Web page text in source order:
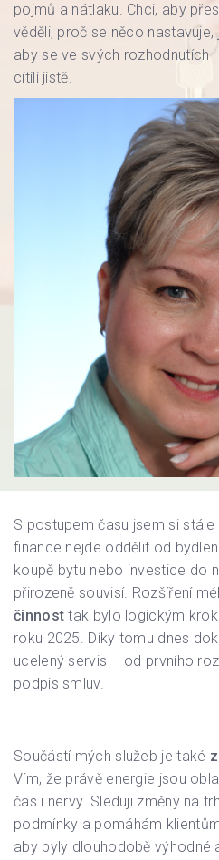
pojmů a nátlaku. Chci, aby
věděli, proč se něco
aby se ve svých rozhodnutích
cítili jistě.
S postupem času jsem si
finance nejde oddělit od
koupě bytu nebo investice do
přirozeně souvisí. Rozšíření
činnost tak bylo logickým
roku 2025. Díky tomu dnes
ucelený servis – od prvního
podpis smluv.
Součástí mých služeb je také
Vím, že právě energie jsou
čas i nervy. Sleduji změny na
podmínky a pomáhám
aby byly dlouhodobě výhodné